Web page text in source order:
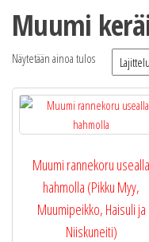
Muumi
Näytetään ainoa tulos
Muumi rannekoru usealla
hahmolla (Pikku Myy,
Muumipeikko, Haisuli ja
Niiskuneiti)